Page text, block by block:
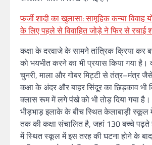
फर्जी शादी का खुलासा: सामूहिक कन्या विवाह
के लिए पहले से विवाहित जोड़े ने फिर से रचाई
कक्षा के दरवाजे के सामने तांत्रिक क्रिया कर
को भयभीत करने का भी प्रयास किया गया
चुनरी, माला और गोबर मिट्टी से तंत्र–मंत्र
कक्षा के अंदर और बाहर सिंदूर का छिड़काव भी
क्लास रूम में लगे पंखे को भी तोड़ दिया गया है।
भीड़भाड़ इलाके के बीच स्थित केलाबाड़ी
तक की कक्षा संचालित है, जहां 130 बच्चे पढ़ते
में स्थित स्कूल में इस तरह की घटना होने के